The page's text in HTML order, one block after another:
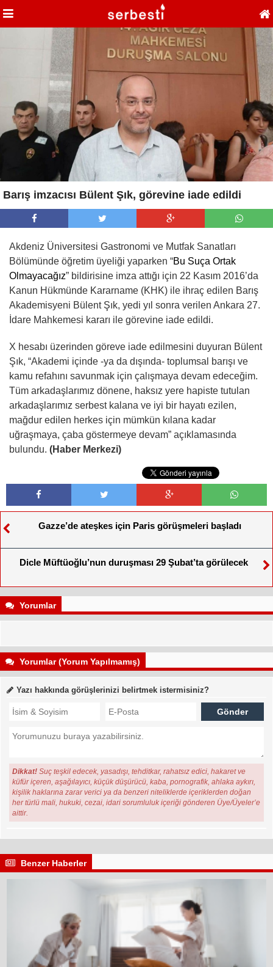
Barış imzacısı Bülent Şık, görevine iade edildi
Akdeniz Üniversitesi Gastronomi ve Mutfak Sanatları
Bölümünde öğretim üyeliği yaparken “Bu Suça Ortak
Olmayacağız” bildirisine imza attığı için 22 Kasım 2016’da
Kanun Hükmünde Kararname (KHK) ile ihraç edilen Barış
Akademisyeni Bülent Şık, yedi yıl sonra verilen Ankara 27.
İdare Mahkemesi kararı ile görevine iade edildi.
X hesabı üzerinden göreve iade edilmesini duyuran Bülent
Şık, “Akademi içinde -ya da dışında- toplumsal barışı ve
kamu refahını savunmak için çalışmaya devam edeceğim.
Tüm arkadaşlarımız dönene, haksız yere hapiste tutulan
arkadaşlarımız serbest kalana ve iyi bir hayatı ezilen,
mağdur edilen herkes için mümkün kılana kadar
uğraşmaya, çaba göstermeye devam” açıklamasında
bulundu. (Haber Merkezi)
Gazze’de ateşkes için Paris görüşmeleri başladı
Dicle Müftüoğlu’nun duruşması 29 Şubat’ta görülecek
Yorumlar
Yorumlar (Yorum Yapılmamış)
Yazı hakkında görüşlerinizi belirtmek istermisiniz?
Dikkat! Suç teşkil edecek, yasadışı, tehditkar, rahatsız edici, hakaret ve
küfür içeren, aşağılayıcı, küçük düşürücü, kaba, pornografik, ahlaka aykırı,
kişilik haklarına zarar verici ya da benzeri niteliklerde içeriklerden doğan
her türlü mali, hukuki, cezai, idari sorumluluk içeriği gönderen Üye/Üyeler’e
aittir.
Benzer Haberler